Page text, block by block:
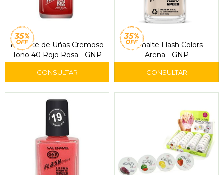
Esmalte de Uñas Cremoso
Tono 40 Rojo Rosa - GNP
Esmalte Flash Colors
Arena - GNP